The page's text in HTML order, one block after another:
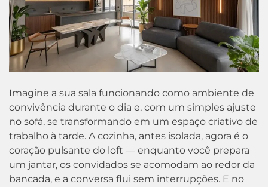
Imagine a sua sala funcionando como ambiente de
convivência durante o dia e, com um simples ajuste
no sofá, se transformando em um espaço criativo de
trabalho à tarde. A cozinha, antes isolada, agora é o
coração pulsante do loft — enquanto você prepara
um jantar, os convidados se acomodam ao redor da
bancada, e a conversa flui sem interrupções. E no